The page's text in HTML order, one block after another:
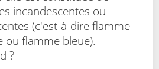
incandescentes ou
(c'est-à-dire flamme
ou flamme bleue).
?